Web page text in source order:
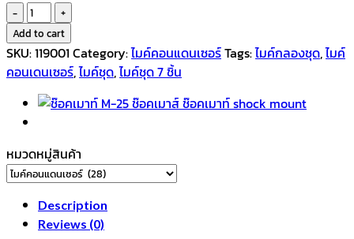
ไมค์
กลอง
ชุด
7
รุ่น
PC-
quantity
Add to cart
SKU:119001 Category:ไมค์คอนแดนเซอร์Tags:ไมค์กลองชุด,ไมค์
คอนเดนเซอร์,ไมค์ชุด,ไมค์ชุด 7 ชิ้น
หมวดหมู่สินค้า
Description
Reviews (0)